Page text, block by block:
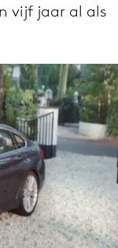
vijf jaar al als